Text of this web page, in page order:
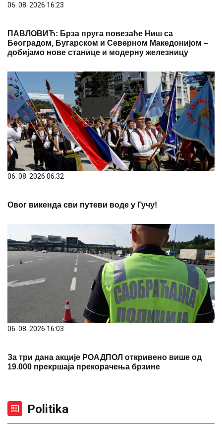
06. 08. 2026 16:23
ПАВЛОВИЋ: Брза пруга повезаће Ниш са
Београдом, Бугарском и Северном Македонијом –
добијамо нове станице и модерну железницу
06. 08. 2026 06:32
Овог викенда сви путеви воде у Гучу!
06. 08. 2026 16:03
За три дана акције РОАДПОЛ откривено више од
19.000 прекршаја прекорачења брзине
Politika